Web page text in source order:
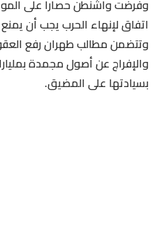
وفرضت واشنطن حصارا على
اتفاق لإنهاء الحرب يجب أن
وتتضمن مطالب طهران رفع
والإفراج عن أصول مجمدة
بسيادتها على المضيق.